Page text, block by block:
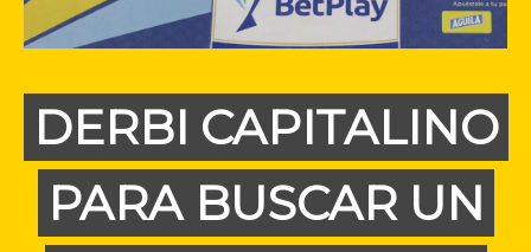
DERBI CAPITALINO
PARA BUSCAR UN